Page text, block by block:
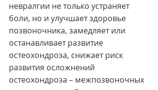
невралгии не только устраняет
боли, но и улучшает здоровье
позвоночника, замедляет или
останавливает развитие
остеохондроза, снижает риск
развития осложнений
остеохондроза – межпозвоночных